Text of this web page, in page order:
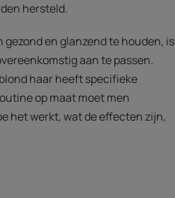
hersteld.
en glanzend te houden, is
aan te passen.
haar heeft specifieke
op maat moet men
het werkt, wat de effecten zijn,